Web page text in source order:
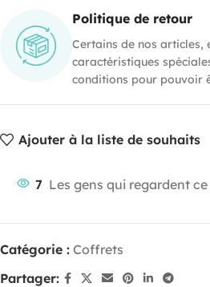
Politique de retour
Certains de nos articles,
caractéristiques
conditions pour pouvoir
Ajouter à la liste de souhaits
7 Les gens qui regardent
Catégorie : Coffrets
Partager: